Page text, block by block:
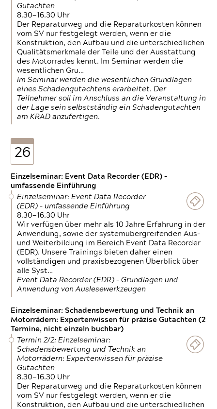
Gutachten
8.30—16.30 Uhr
Der Reparaturweg und die Reparaturkosten können
vom SV nur festgelegt werden, wenn er die
Konstruktion, den Aufbau und die unterschiedlichen
Qualitätsmerkmale der Teile und der Ausstattung
des Motorrades kennt. Im Seminar werden die
wesentlichen Gru…
Im Seminar werden die wesentlichen Grundlagen
eines Schadengutachtens erarbeitet. Der
Teilnehmer soll im Anschluss an die Veranstaltung in
der Lage sein selbstständig ein Schadengutachten
am KRAD anzufertigen.
26
Einzelseminar: Event Data Recorder (EDR) –
umfassende Einführung
Einzelseminar: Event Data Recorder
(EDR) – umfassende Einführung
8.30—16.30 Uhr
Wir verfügen über mehr als 10 Jahre Erfahrung in der
Anwendung, sowie der systemübergreifenden Aus-
und Weiterbildung im Bereich Event Data Recorder
(EDR). Unsere Trainings bieten daher einen
vollständigen und praxisbezogenen Überblick über
alle Syst…
Event Data Recorder (EDR) – Grundlagen und
Anwendung von Auslesewerkzeugen
Einzelseminar: Schadensbewertung und Technik an
Motorrädern: Expertenwissen für präzise Gutachten (2
Termine, nicht einzeln buchbar)
Termin 2/2: Einzelseminar:
Schadensbewertung und Technik an
Motorrädern: Expertenwissen für präzise
Gutachten
8.30—16.30 Uhr
Der Reparaturweg und die Reparaturkosten können
vom SV nur festgelegt werden, wenn er die
Konstruktion, den Aufbau und die unterschiedlichen